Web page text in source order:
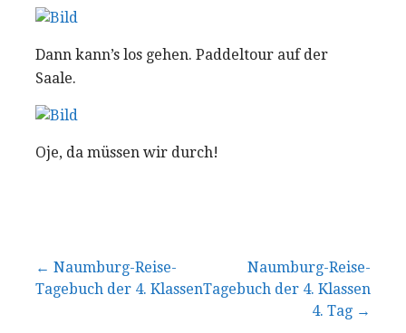
Dann kann’s los gehen. Paddeltour auf der
Saale.
Oje, da müssen wir durch!
Beitragsnavigation
← Naumburg-Reise-
Tagebuch der 4. Klassen
Naumburg-Reise-
Tagebuch der 4. Klassen
4. Tag →